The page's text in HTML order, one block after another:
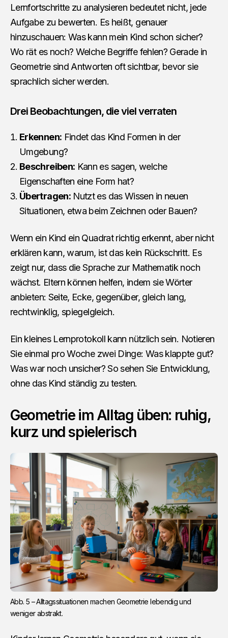
Lernfortschritte zu analysieren bedeutet nicht, jede
Aufgabe zu bewerten. Es heißt, genauer
hinzuschauen: Was kann mein Kind schon sicher?
Wo rät es noch? Welche Begriffe fehlen? Gerade in
Geometrie sind Antworten oft sichtbar, bevor sie
sprachlich sicher werden.
Drei Beobachtungen, die viel verraten
Erkennen: Findet das Kind Formen in der
Umgebung?
Beschreiben: Kann es sagen, welche
Eigenschaften eine Form hat?
Übertragen:Nutzt es das Wissen in neuen
Situationen, etwa beim Zeichnen oder Bauen?
Wenn ein Kind ein Quadrat richtig erkennt, aber nicht
erklären kann, warum, ist das kein Rückschritt. Es
zeigt nur, dass die Sprache zur Mathematik noch
wächst. Eltern können helfen, indem sie Wörter
anbieten: Seite, Ecke, gegenüber, gleich lang,
rechtwinklig, spiegelgleich.
Ein kleines Lernprotokoll kann nützlich sein. Notieren
Sie einmal pro Woche zwei Dinge: Was klappte gut?
Was war noch unsicher? So sehen Sie Entwicklung,
ohne das Kind ständig zu testen.
Geometrie im Alltag üben: ruhig,
kurz und spielerisch
Abb. 5 – Alltagssituationen machen Geometrie lebendig und
weniger abstrakt.